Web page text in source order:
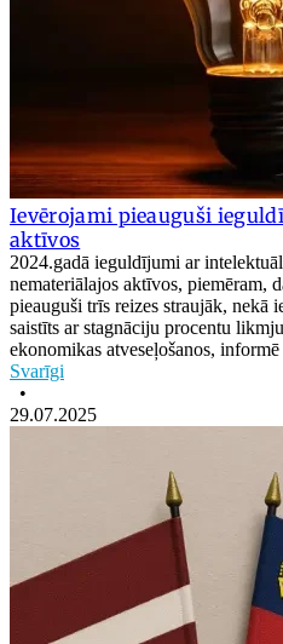
Ievērojami pieauguši
aktīvos
2024.gadā ieguldījumi ar
nemateriālajos aktīvos, piemēram,
pieauguši trīs reizes straujāk,
saistīts ar stagnāciju procentu
ekonomikas atveseļošanos,
Svarīgi
•
29.07.2025